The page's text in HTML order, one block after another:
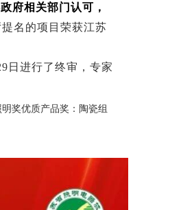
府相关部门认可，
名的项目荣获江苏
日进行了终审，专家
奖优质产品奖：陶瓷组